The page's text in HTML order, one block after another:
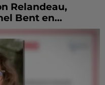
Relandeau,
Bent en...